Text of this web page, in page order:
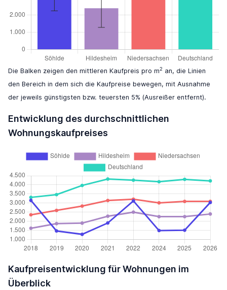
Die Balken zeigen den mittleren Kaufpreis pro m2 an, die Linien
den Bereich in dem sich die Kaufpreise bewegen, mit Ausnahme
der jeweils günstigsten bzw. teuersten 5% (Ausreißer entfernt).
Entwicklung des durchschnittlichen
Wohnungskaufpreises
Kaufpreisentwicklung für Wohnungen im
Überblick